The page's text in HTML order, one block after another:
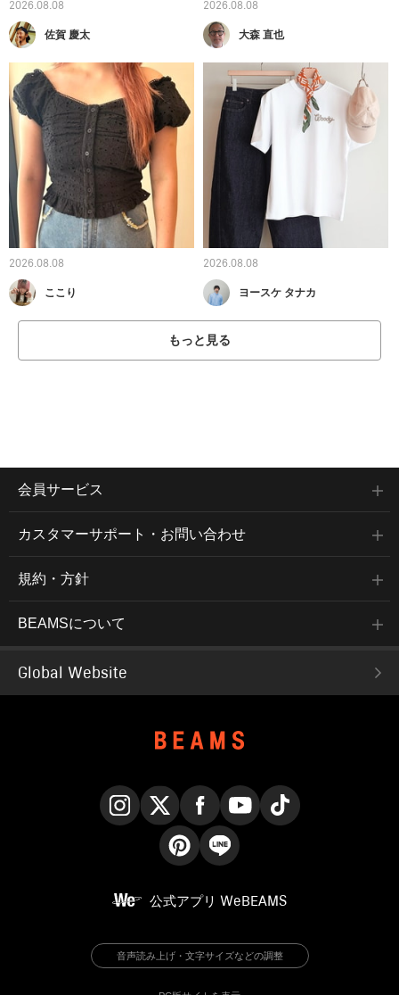
2026.08.08
佐賀 慶太
2026.08.08
大森 直也
2026.08.08
ここり
2026.08.08
ヨースケ タナカ
もっと見る
会員サービス
カスタマーサポート・お問い合わせ
規約・方針
BEAMSについて
Global Website
公式アプリ WeBEAMS
音声読み上げ・文字サイズなどの調整